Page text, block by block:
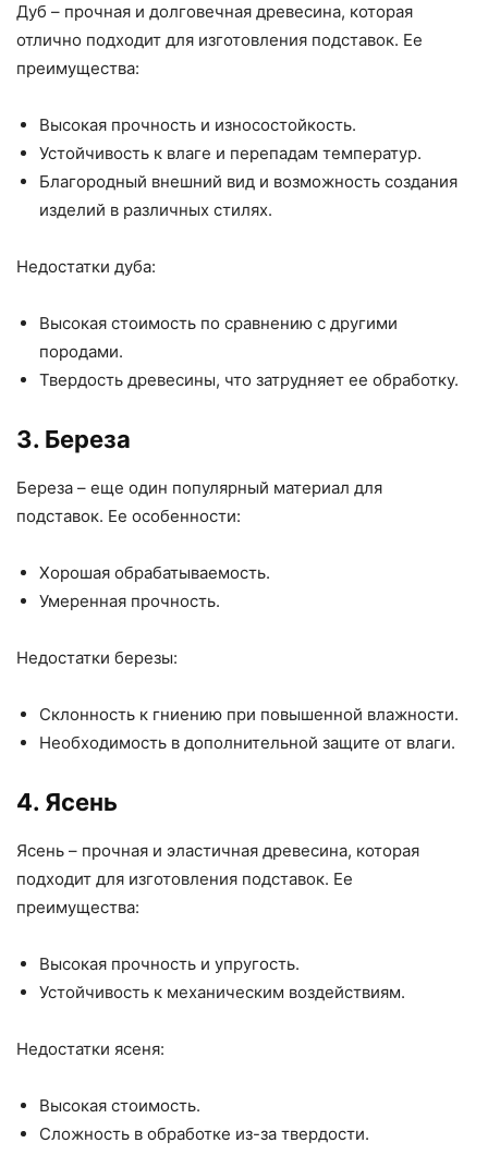
Дуб – прочная и долговечная древесина, которая
отлично подходит для изготовления подставок. Ее
преимущества:
Высокая прочность и износостойкость.
Устойчивость к влаге и перепадам температур.
Благородный внешний вид и возможность создания
изделий в различных стилях.
Недостатки дуба:
Высокая стоимость по сравнению с другими
породами.
Твердость древесины, что затрудняет ее обработку.
3. Береза
Береза – еще один популярный материал для
подставок. Ее особенности:
Хорошая обрабатываемость.
Умеренная прочность.
Недостатки березы:
Склонность к гниению при повышенной влажности.
Необходимость в дополнительной защите от влаги.
4. Ясень
Ясень – прочная и эластичная древесина, которая
подходит для изготовления подставок. Ее
преимущества:
Высокая прочность и упругость.
Устойчивость к механическим воздействиям.
Недостатки ясеня:
Высокая стоимость.
Сложность в обработке из-за твердости.